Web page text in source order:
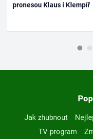
pronesou Klaus i Klempíř
Jak zhubnout
TV program